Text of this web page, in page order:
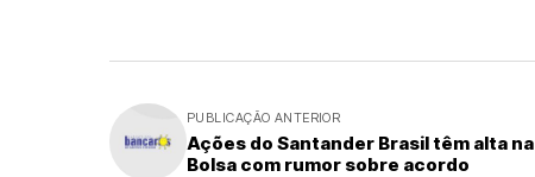
PUBLICAÇÃO ANTERIOR
Ações do Santander Brasil têm alta na
Bolsa com rumor sobre acordo